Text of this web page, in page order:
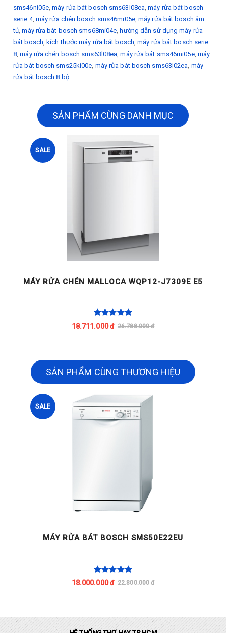
sms46ni05e ,máy rửa bát bosch sms63l08ea ,máy rửa bát bosch
serie 4, máy rửa chén bosch sms46mi05e,máy rửa bát bosch âm
tủ ,máy rửa bát bosch sms68mi04e ,hướng dẫn sử dụng máy rửa
bát bosch ,kích thước máy rửa bát bosch ,máy rửa bát bosch serie
8 ,máy rửa chén bosch sms63l08ea ,máy rửa bát sms46mi05e, máy
rửa bát bosch sms25ki00e máy rửa bát bosch sms63l02ea máy
rửa bát bosch 8 bộ
SẢN PHẨM CÙNG DANH MỤC
SALE
MÁY RỬA CHÉN MALLOCA WQP12-J7309E E5
18.711.000 đ 26.788.000 đ
SẢN PHẨM CÙNG THƯƠNG HIỆU
SALE
MÁY RỬA BÁT BOSCH SMS50E22EU
18.000.000 đ 22.800.000 đ